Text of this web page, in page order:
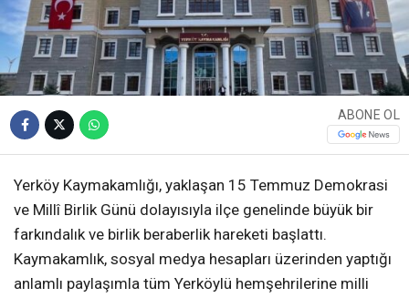
ABONE OL
Yerköy Kaymakamlığı, yaklaşan 15 Temmuz Demokrasi
ve Millî Birlik Günü dolayısıyla ilçe genelinde büyük bir
farkındalık ve birlik beraberlik hareketi başlattı.
Kaymakamlık, sosyal medya hesapları üzerinden yaptığı
anlamlı paylaşımla tüm Yerköylü hemşehrilerine milli